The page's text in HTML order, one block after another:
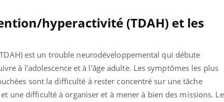
hyperactivité (TDAH) et les
est un trouble neurodéveloppemental qui débute
à l'adolescence et à l'âge adulte. Les symptômes les plus
sont la difficulté à rester concentré sur une tâche
une difficulté à organiser et à mener à bien des missions. Le